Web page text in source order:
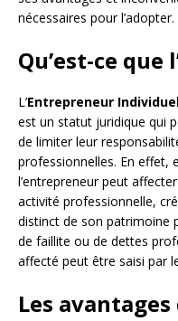
nécessaires pour l’adopter.
Qu’est-ce que
L’Entrepreneur
est un statut juridique qui
de limiter leur
professionnelles. En effet,
l’entrepreneur peut
activité professionnelle,
distinct de son patrimoine
de faillite ou de dettes
affecté peut être saisi par
Les